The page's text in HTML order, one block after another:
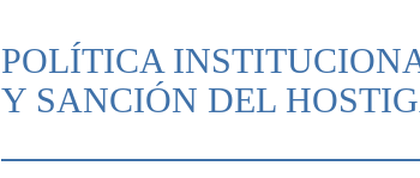
POLÍTICA
Y SANCIÓN DEL